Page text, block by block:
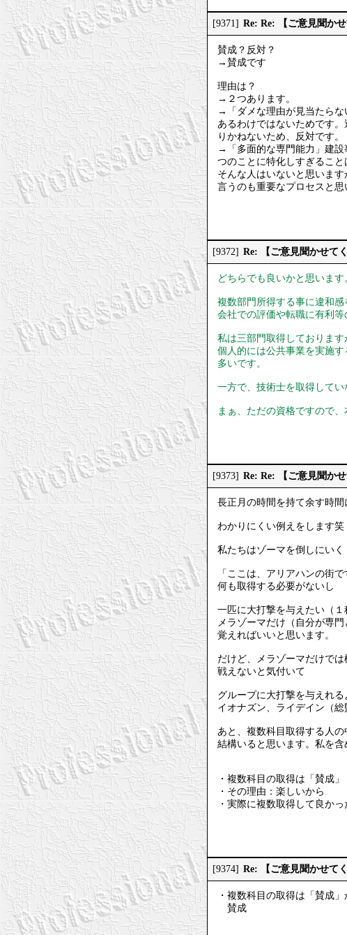
[9371] Re: Re: 【ご意見聞か
賛成？反対？
→賛成です
理由は？
→２つあります。
→「ダメな理由が見当たらな
あるわけではないためです
りかねないため、反対です。
→「多面的な専門能力」建設
つのことに特化しすぎるこ
そんな人はいないと思いま
言うのも重要なプロセスと思
[9372] Re: 【ご意見聞かせて
どちらでも良いかと思います
複数部門所得する事に違和
会社での評価や転職に有利
私は三部門取得しておりま
個人的には公共事業を実施
多いです。
一方で、技術士を取得してい
まぁ、ただの資格ですので
[9373] Re: Re: 【ご意見聞か
長正月の時間を持て余す時間
わかりにくい例えをします笑
私たちはゾーマを倒しにい
「ここは、アリアハンの街
何も取得する必要がないし
一匹に大打撃を与えたい（
メラゾーマだけ（自分が専
覚えればいいと思います。
だけど、メラゾーマだけで
戦えないと気付いて
グループに大打撃を与えれ
イオナズン、ライデイン（
あと、複数科目取得する人
結構いると思います。私を含
・複数科目の取得は「賛成」
・その理由：楽しいから
・実際に複数取得して良か
[9374] Re: 【ご意見聞かせて
・複数科目の取得は「賛成
賛成